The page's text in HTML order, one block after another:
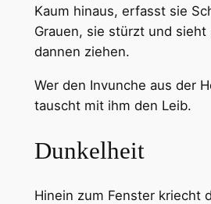
Kaum hinaus, erfasst sie
Grauen, sie stürzt und
dannen ziehen.
Wer den Invunche aus der
tauscht mit ihm den Leib.
Dunkelheit
Hinein zum Fenster kriecht